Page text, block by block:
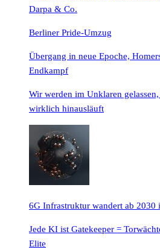
Darpa & Co.
Berliner Pride-Umzug
Übergang in neue Epoche,
Endkampf
Wir werden im Unklaren
wirklich hinausläuft
6G Infrastruktur wandert ab 2030
Jede KI ist Gatekeeper =
Elite